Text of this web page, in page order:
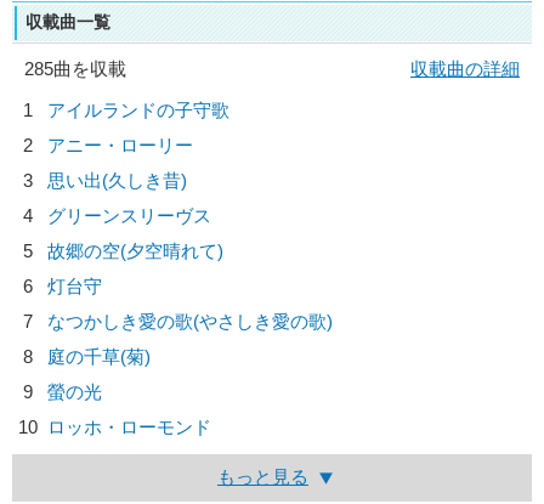
収載曲一覧
285曲を収載
収載曲の詳細
1
アイルランドの子守歌
2
アニー・ローリー
3
思い出(久しき昔)
4
グリーンスリーヴス
5
故郷の空(夕空晴れて)
6
灯台守
7
なつかしき愛の歌(やさしき愛の歌)
8
庭の千草(菊)
9
螢の光
10 ロッホ・ローモンド
もっと見る